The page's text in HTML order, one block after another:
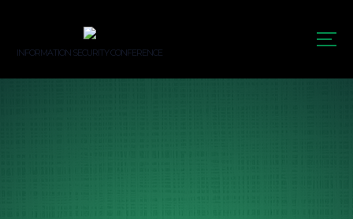
t
INFORMATION SECURITY CONFERENCE